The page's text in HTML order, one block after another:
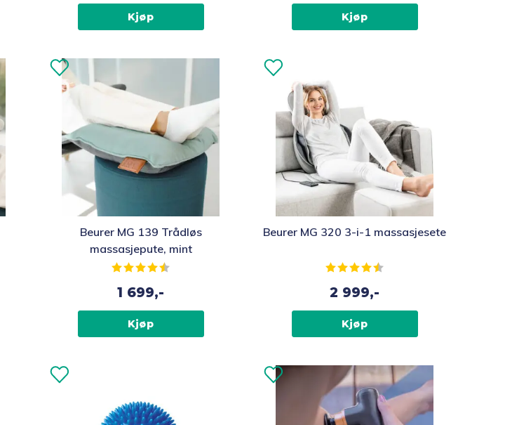
Kjøp Kjøp
Beurer MG 139 Trådløs
massasjepute, mint
Karakter:
1 699,-
Kjøp
Beurer MG 320 3-i-1 massasjesete
Karakter:
2 999,-
Kjøp